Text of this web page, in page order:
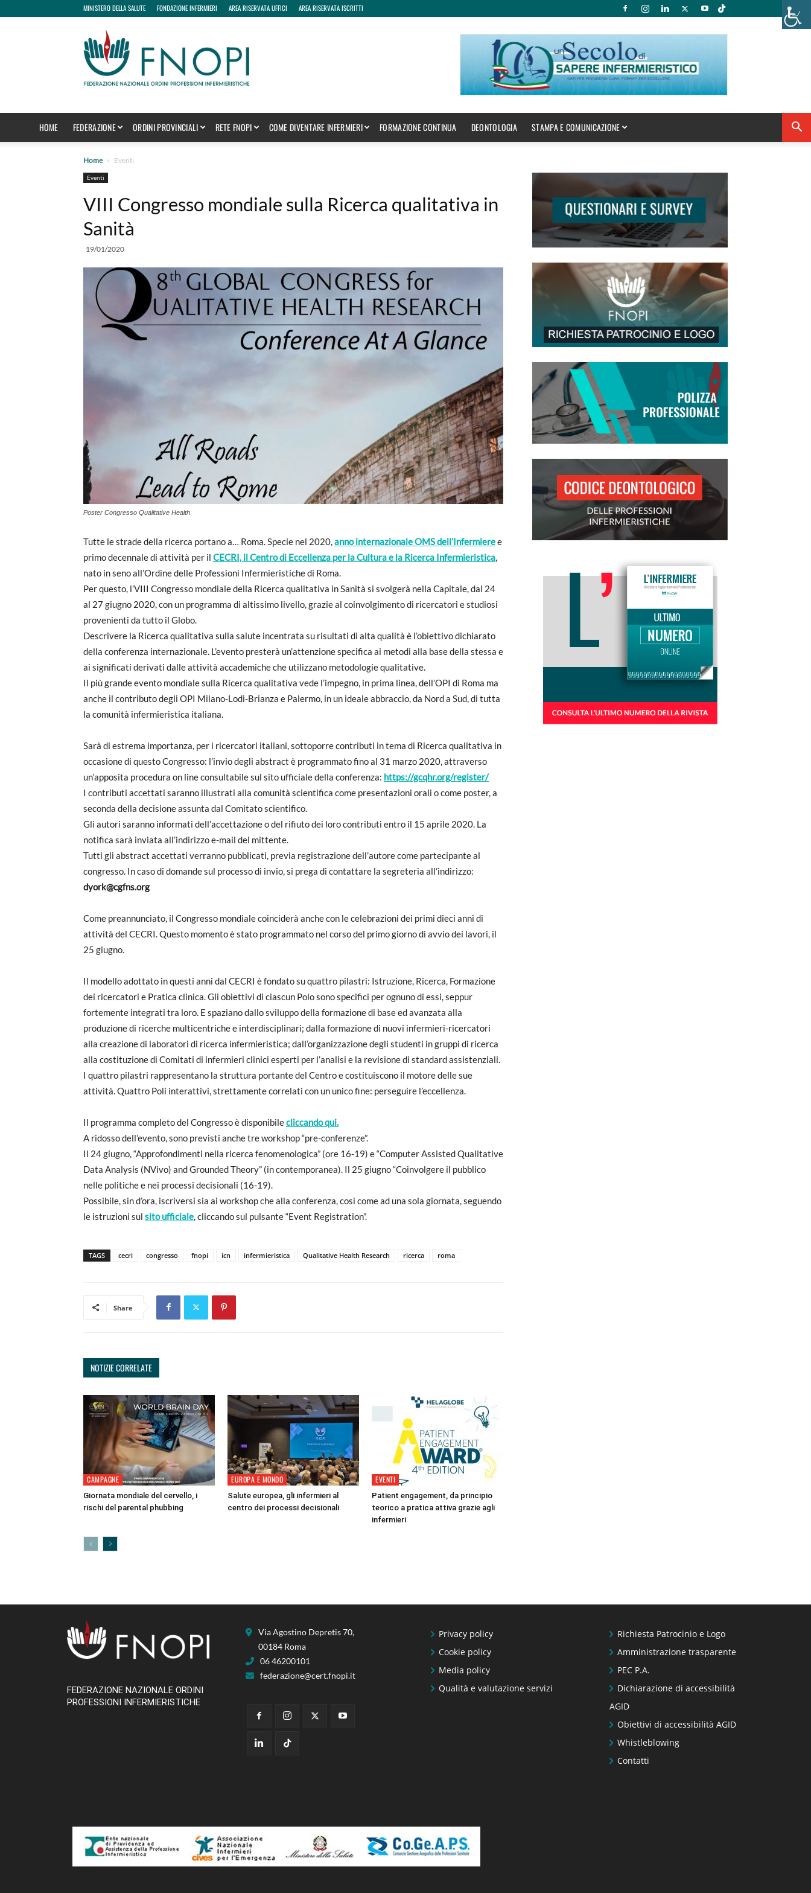
MINISTERO DELLA SALUTE FONDAZIONE INFERMIERI AREA RISERVATA UFFICI AREA RISERVATA ISCRITTI
HOME FEDERAZIONE ORDINI PROVINCIALI RETE FNOPI COME DIVENTARE INFERMIERI FORMAZIONE CONTINUA DEONTOLOGIA STAMPA E COMUNICAZIONE
Home Eventi
Eventi
VIII Congresso mondiale sulla Ricerca qualitativa in
Sanità
19/01/2020
Poster Congresso Qualitative Health
Tutte le strade della ricerca portano a… Roma. Specie nel 2020, anno internazionale OMS dell’Infermieree
primo decennale di attività per il CECRI, il Centro di Eccellenza per la Cultura e la Ricerca Infermieristica
nato in seno all’Ordine delle Professioni Infermieristiche di Roma.
Per questo, l’VIII Congresso mondiale della Ricerca qualitativa in Sanità si svolgerà nella Capitale, dal 24
al 27 giugno 2020, con un programma di altissimo livello, grazie al coinvolgimento di ricercatori e studiosi
provenienti da tutto il Globo.
Descrivere la Ricerca qualitativa sulla salute incentrata su risultati di alta qualità è l’obiettivo dichiarato
della conferenza internazionale. L’evento presterà un’attenzione specifica ai metodi alla base della stessa e
ai significati derivati dalle attività accademiche che utilizzano metodologie qualitative.
Il più grande evento mondiale sulla Ricerca qualitativa vede l’impegno, in prima linea, dell’OPI di Roma ma
anche il contributo degli OPI Milano-Lodi-Brianza e Palermo, in un ideale abbraccio, da Nord a Sud, di tutta
la comunità infermieristica italiana.
Sarà di estrema importanza, per i ricercatori italiani, sottoporre contributi in tema di Ricerca qualitativa in
occasione di questo Congresso: l’invio degli abstract è programmato fino al 31 marzo 2020, attraverso
un’apposita procedura on line consultabile sul sito ufficiale della conferenza: https://gcqhr.org/register/
I contributi accettati saranno illustrati alla comunità scientifica come presentazioni orali o come poster, a
seconda della decisione assunta dal Comitato scientifico.
Gli autori saranno informati dell’accettazione o del rifiuto dei loro contributi entro il 15 aprile 2020. La
notifica sarà inviata all’indirizzo e-mail del mittente.
Tutti gli abstract accettati verranno pubblicati, previa registrazione dell’autore come partecipante al
congresso. In caso di domande sul processo di invio, si prega di contattare la segreteria all’indirizzo:
dyork@cgfns.org
Come preannunciato, il Congresso mondiale coinciderà anche con le celebrazioni dei primi dieci anni di
attività del CECRI. Questo momento è stato programmato nel corso del primo giorno di avvio dei lavori, il
25 giugno.
Il modello adottato in questi anni dal CECRI è fondato su quattro pilastri: Istruzione, Ricerca, Formazione
dei ricercatori e Pratica clinica. Gli obiettivi di ciascun Polo sono specifici per ognuno di essi, seppur
fortemente integrati tra loro. E spaziano dallo sviluppo della formazione di base ed avanzata alla
produzione di ricerche multicentriche e interdisciplinari; dalla formazione di nuovi infermieri-ricercatori
alla creazione di laboratori di ricerca infermieristica; dall’organizzazione degli studenti in gruppi di ricerca
alla costituzione di Comitati di infermieri clinici esperti per l’analisi e la revisione di standard assistenziali.
I quattro pilastri rappresentano la struttura portante del Centro e costituiscono il motore delle sue
attività. Quattro Poli interattivi, strettamente correlati con un unico fine: perseguire l’eccellenza.
Il programma completo del Congresso è disponibilecliccando qui.
A ridosso dell’evento, sono previsti anche tre workshop “pre-conferenze”.
Il 24 giugno, “Approfondimenti nella ricerca fenomenologica” (ore 16-19) e “Computer Assisted Qualitative
Data Analysis (NVivo) and Grounded Theory” (in contemporanea). Il 25 giugno “Coinvolgere il pubblico
nelle politiche e nei processi decisionali (16-19).
Possibile, sin d’ora, iscriversi sia ai workshop che alla conferenza, così come ad una sola giornata, seguendo
le istruzioni sul sito ufficiale , cliccando sul pulsante “Event Registration”.
TAGS cecri congresso fnopi icn infermieristica Qualitative Health Research ricerca roma
Share
NOTIZIE CORRELATE
CAMPAGNE
Giornata mondiale del cervello, i
rischi del parental phubbing
EUROPA E MONDO
Salute europea, gli infermieri al
centro dei processi decisionali
EVENTI
Patient engagement, da principio
teorico a pratica attiva grazie agli
infermieri
FEDERAZIONE NAZIONALE ORDINI
PROFESSIONI INFERMIERISTICHE
Via Agostino Depretis 70,
00184 Roma
06 46200101
federazione@cert.fnopi.it
Privacy policy
Cookie policy
Media policy
Qualità e valutazione servizi
Richiesta Patrocinio e Logo
Amministrazione trasparente
PEC P.A.
Dichiarazione di accessibilità
AGID
Obiettivi di accessibilità AGID
Whistleblowing
Contatti